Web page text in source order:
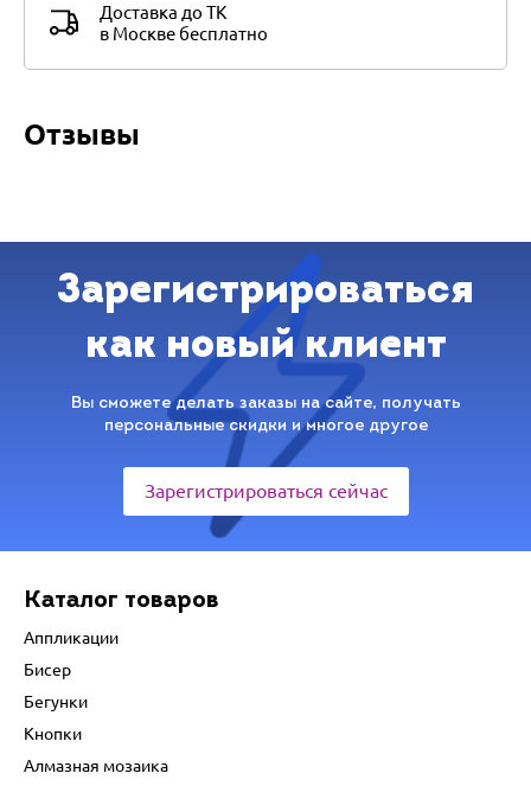
Доставка до ТК
в Москве бесплатно
Отзывы
Зарегистрироваться
как новый клиент
Вы сможете делать заказы на сайте, получать
персональные скидки и многое другое
Зарегистрироваться сейчас
Каталог товаров
Аппликации
Бисер
Бегунки
Кнопки
Алмазная мозаика